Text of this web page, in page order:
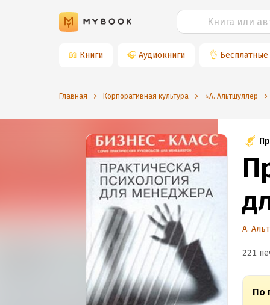
📖 Книги 🎧 Аудиокниги 👌 Бесплатные
Главная Корпоративная культура ⭐️А. Альтшуллер
А.
221
По